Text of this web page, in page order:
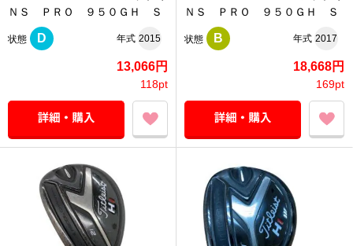
ＮＳ ＰＲＯ ９５０ＧＨ Ｓ
状態 D 年式 2015
13,066円
118pt
ＮＳ ＰＲＯ ９５０ＧＨ Ｓ
状態 B 年式 2017
18,668円
169pt